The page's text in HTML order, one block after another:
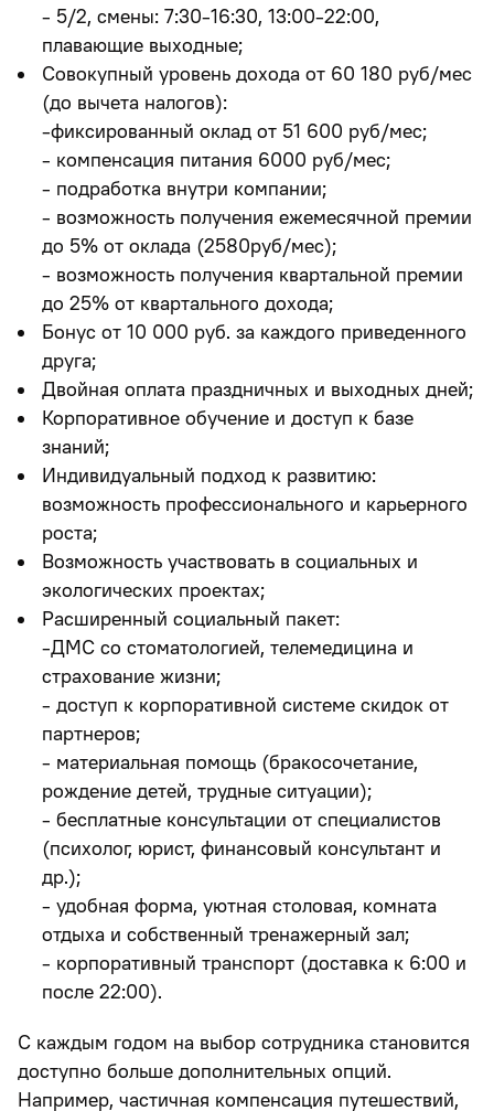
- 5/2, смены: 7:30-16:30, 13:00-22:00,
плавающие выходные;
Совокупный уровень дохода от 60 180 руб/мес
(до вычета налогов):
-фиксированный оклад от 51 600 руб/мес;
- компенсация питания 6000 руб/мес;
- подработка внутри компании;
- возможность получения ежемесячной премии
до 5% от оклада (2580руб/мес);
- возможность получения квартальной премии
до 25% от квартального дохода;
Бонус от 10 000 руб. за каждого приведенного
друга;
Двойная оплата праздничных и выходных дней;
Корпоративное обучение и доступ к базе
знаний;
Индивидуальный подход к развитию:
возможность профессионального и карьерного
роста;
Возможность участвовать в социальных и
экологических проектах;
Расширенный социальный пакет:
-ДМС со стоматологией, телемедицина и
страхование жизни;
- доступ к корпоративной системе скидок от
партнеров;
- материальная помощь (бракосочетание,
рождение детей, трудные ситуации);
- бесплатные консультации от специалистов
(психолог, юрист, финансовый консультант и
др.);
- удобная форма, уютная столовая, комната
отдыха и собственный тренажерный зал;
- корпоративный транспорт (доставка к 6:00 и
после 22:00).
С каждым годом на выбор сотрудника становится
доступно больше дополнительных опций.
Например, частичная компенсация путешествий,